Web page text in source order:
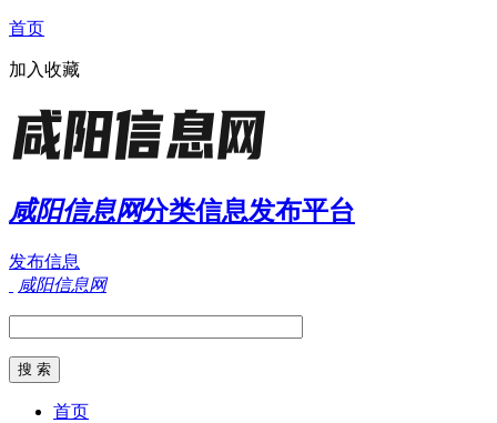
首页
加入收藏
咸阳信息网分类信息发布平台
发布信息
咸阳信息网
首页